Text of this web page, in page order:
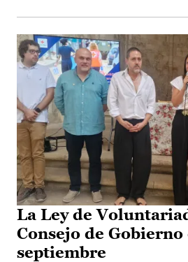
La Ley de
Consejo de Gobierno
septiembre